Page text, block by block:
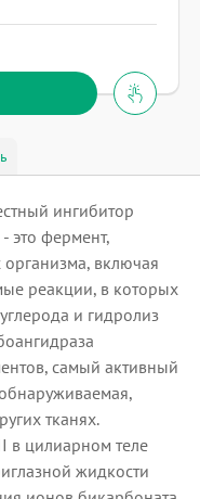
ингибитор
это фермент,
включая
реакции, в которых
и гидролиз
самый активный
тканях.
в цилиарном теле
жидкости